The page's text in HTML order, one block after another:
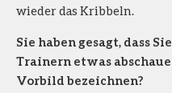
wieder das Kribbeln.
Sie haben gesagt, dass
Trainern etwas
Vorbild bezeichnen?